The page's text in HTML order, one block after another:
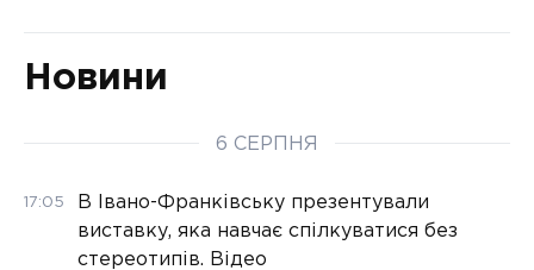
Новини
6 СЕРПНЯ
17:05
В Івано-Франківську презентували
виставку, яка навчає спілкуватися без
стереотипів. Відео